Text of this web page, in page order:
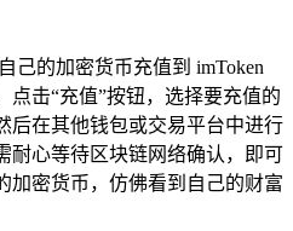
己的加密货币充值到 imToken
点击“充值”按钮，选择要充值的
后在其他钱包或交易平台中进行
耐心等待区块链网络确认，即可
加密货币，仿佛看到自己的财富